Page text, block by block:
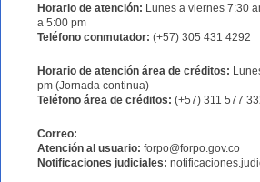
Horario de atención: Lunes a viernes 7:30
a 5:00 pm
Teléfono conmutador: (+57) 305 431 4292
Horario de atención área de créditos:
pm (Jornada continua)
Teléfono área de créditos: (+57) 311 577
Correo:
Atención al usuario: forpo@forpo.gov.co
Notificaciones judiciales: